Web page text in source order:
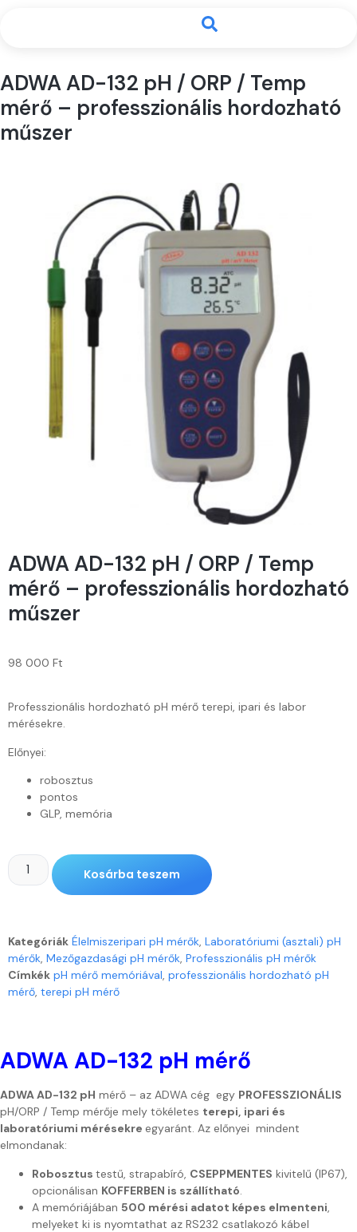
ADWA AD-132 pH / ORP / Temp
mérő – professzionális hordozható
műszer
ADWA AD-132 pH / ORP / Temp
mérő – professzionális hordozható
műszer
98 000 Ft
Professzionális hordozható pH mérő terepi, ipari és labor
mérésekre.
Előnyei:
robosztus
pontos
GLP, memória
Kosárba teszem
Kategóriák Élelmiszeripari pH mérők, Laboratóriumi (asztali) pH
mérők, Mezőgazdasági pH mérők, Professzionális pH mérők
Címkék pH mérő memóriával, professzionális hordozható pH
mérő, terepi pH mérő
ADWA AD-132 pH mérő
ADWA AD-132 pH mérő – az ADWA cég egy PROFESSZIONÁLIS
pH/ORP / Temp mérője mely tökéletes terepi, ipari és
laboratóriumi mérésekre egyaránt. Az előnyei mindent
elmondanak:
Robosztus testű, strapabíró, CSEPPMENTES kivitelű (IP67),
opcionálisan KOFFERBEN is szállítható
A memóriájában 500 mérési adatot képes elmenteni
melyeket ki is nyomtathat az RS232 csatlakozó kábel